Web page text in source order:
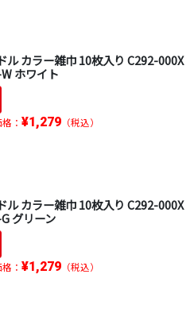
ル カラー雑巾 10枚入り C292-000X
ホワイト
： ¥1,279（税込）
ル カラー雑巾 10枚入り C292-000X
グリーン
： ¥1,279（税込）